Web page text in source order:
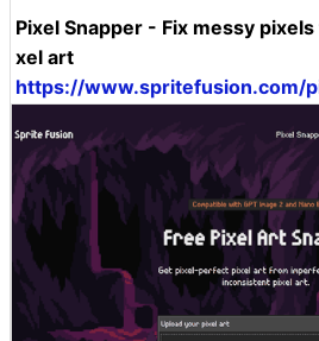
Pixel Snapper - Fix messy
xel art
https://www.spritefusion.com/